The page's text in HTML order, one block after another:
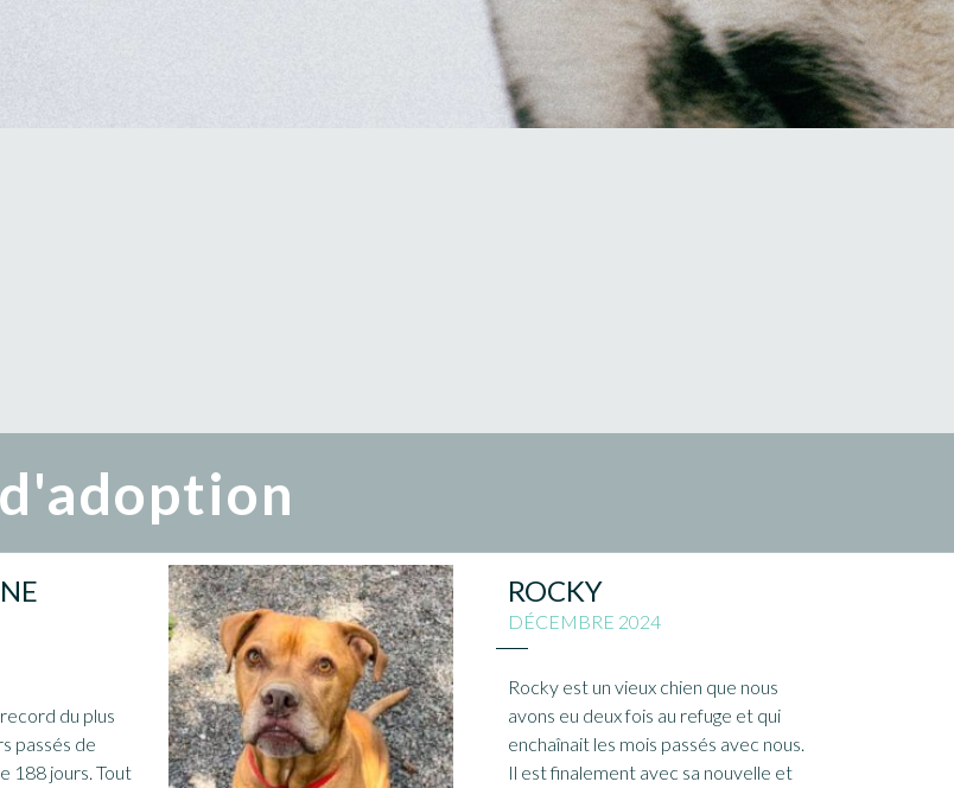
du plus
passés de
188 jours. Tout
ROCKY
DÉCEMBRE 2024
Rocky est un vieux chien que nous
avons eu deux fois au refuge et qui
enchaînait les mois passés avec nous.
Il est finalement avec sa nouvelle et